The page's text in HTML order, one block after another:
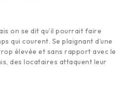
on se dit qu’il pourrait faire
qui courent. Se plaignant d’une
élevée et sans rapport avec le
des locataires attaquent leur